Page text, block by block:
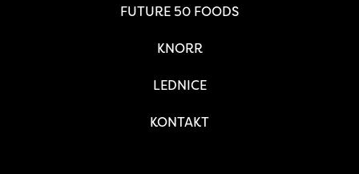
FUTURE 50 FOODS
KNORR
LEDNICE
KONTAKT